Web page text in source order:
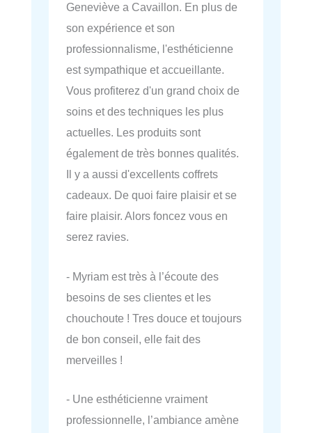
Geneviève a Cavaillon. En plus de
son expérience et son
professionnalisme, l'esthéticienne
est sympathique et accueillante.
Vous profiterez d'un grand choix de
soins et des techniques les plus
actuelles. Les produits sont
également de très bonnes qualités.
Il y a aussi d'excellents coffrets
cadeaux. De quoi faire plaisir et se
faire plaisir. Alors foncez vous en
serez ravies.
- Myriam est très à l’écoute des
besoins de ses clientes et les
chouchoute ! Tres douce et toujours
de bon conseil, elle fait des
merveilles !
- Une esthéticienne vraiment
professionnelle, l’ambiance amène